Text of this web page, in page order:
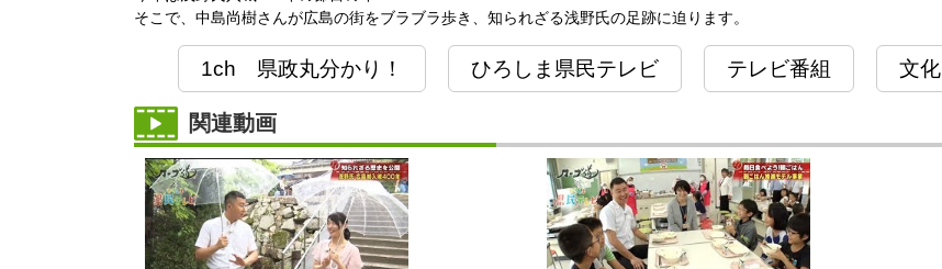
そこで、中島尚樹さんが広島の街をブラブラ歩き、知られざる浅野氏の足跡に迫ります。
1ch 県政丸分かり！ ひろしま県民テレビ テレビ番組 文化
関連動画